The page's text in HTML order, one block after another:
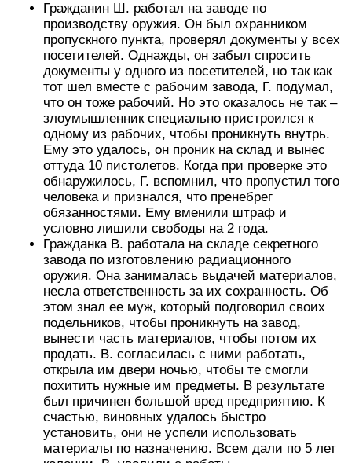
Гражданин Ш. работал на заводе по
производству оружия. Он был охранником
пропускного пункта, проверял документы у всех
посетителей. Однажды, он забыл спросить
документы у одного из посетителей, но так как
тот шел вместе с рабочим завода, Г. подумал,
что он тоже рабочий. Но это оказалось не так –
злоумышленник специально пристроился к
одному из рабочих, чтобы проникнуть внутрь.
Ему это удалось, он проник на склад и вынес
оттуда 10 пистолетов. Когда при проверке это
обнаружилось, Г. вспомнил, что пропустил того
человека и признался, что пренебрег
обязанностями. Ему вменили штраф и
условно лишили свободы на 2 года.
Гражданка В. работала на складе секретного
завода по изготовлению радиационного
оружия. Она занималась выдачей материалов,
несла ответственность за их сохранность. Об
этом знал ее муж, который подговорил своих
подельников, чтобы проникнуть на завод,
вынести часть материалов, чтобы потом их
продать. В. согласилась с ними работать,
открыла им двери ночью, чтобы те смогли
похитить нужные им предметы. В результате
был причинен большой вред предприятию. К
счастью, виновных удалось быстро
установить, они не успели использовать
материалы по назначению. Всем дали по 5 лет